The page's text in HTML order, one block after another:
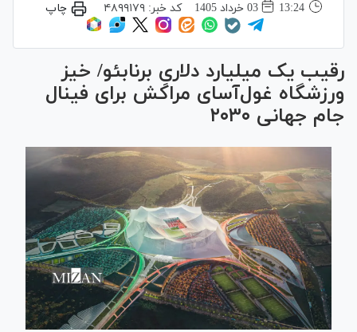
13:24
03 خرداد 1405 کد خبر:۴۸۹۹۱۷۹ چاپ
رقیب یک میلیارد دلاریِ برنابئو/ خیز
ورزشگاه غول‌آسای مراکش برای فینال
جام جهانی ۲۰۳۰